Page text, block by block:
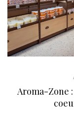
Aroma-Zone